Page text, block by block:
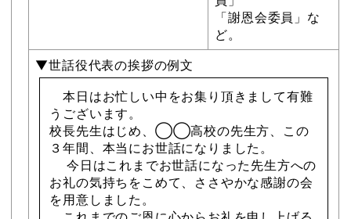
「謝恩会委員」な
ど。
▼世話役代表の挨拶の例文
本日はお忙しい中をお集り頂きまして有難
うございます。
校長先生はじめ、◯◯高校の先生方、この
３年間、本当にお世話になりました。
今日はこれまでお世話になった先生方への
お礼の気持ちをこめて、ささやかな感謝の会
を用意しました。